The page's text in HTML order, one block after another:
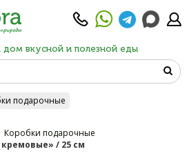
дом вкусной и полезной еды
подарочные
Коробки подарочные
/ 25 см